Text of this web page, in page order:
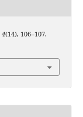
4(14), 106–107.